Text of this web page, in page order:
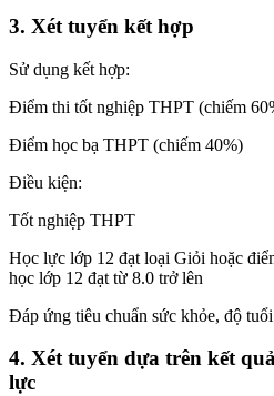
3. Xét tuyển kết hợp
Sử dụng kết hợp:
Điểm thi tốt nghiệp THPT (chiếm
Điểm học bạ THPT (chiếm 40%)
Điều kiện:
Tốt nghiệp THPT
Học lực lớp 12 đạt loại Giỏi hoặc
học lớp 12 đạt từ 8.0 trở lên
Đáp ứng tiêu chuẩn sức khỏe, độ
4. Xét tuyển dựa trên kết
lực